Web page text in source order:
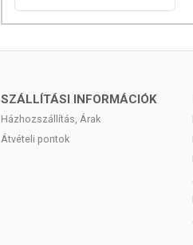
SZÁLLÍTÁSI INFORMÁCIÓK
Házhozszállítás, Árak
Átvételi pontok